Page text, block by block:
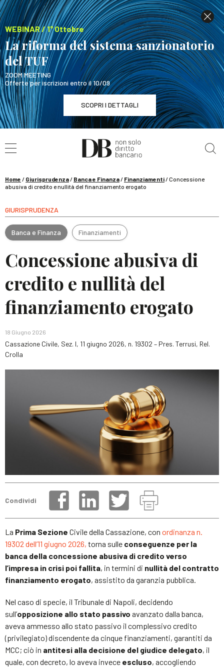
WEBINAR / 1° Ottobre
La riforma del sistema sanzionatorio
del TUF
ZOOM MEETING
Offerte per iscrizioni entro il 10/09
SCOPRI I DETTAGLI
WEBINAR / 1° Ottobre
La riforma del sistema sanzionatorio del TUF
Home / Giurisprudenza/ Banca e Finanza/ Finanziamenti/Concessione
abusiva di credito e nullità del finanziamento erogato
GIURISPRUDENZA
Banca e Finanza Finanziamenti
Concessione abusiva di
credito e nullità del
finanziamento erogato
18 Giugno 2026
Cassazione Civile, Sez. I, 11 giugno 2026, n. 19302 – Pres. Terrusi, Rel.
Crolla
Condividi
La Prima Sezione Civile della Cassazione, con ordinanza n.
19302 dell’11 giugno 2026, torna sulle conseguenze per la
banca della concessione abusiva di credito verso
l’impresa in crisi poi fallita, in termini di nullità del contratto
finanziamento erogato, assistito da garanzia pubblica.
Nel caso di specie, il Tribunale di Napoli, decidendo
sull’opposizione allo stato passivo avanzato dalla banca,
aveva ammesso allo stato passivo il complessivo credito
(privilegiato) discendente da cinque finanziamenti, garantiti da
MCC; ciò in antitesi alla decisione del giudice delegato, il
quale, con decreto, lo aveva invece escluso, accogliendo